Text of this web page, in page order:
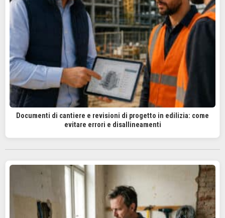
Documenti di cantiere e revisioni di progetto in edilizia: come
evitare errori e disallineamenti